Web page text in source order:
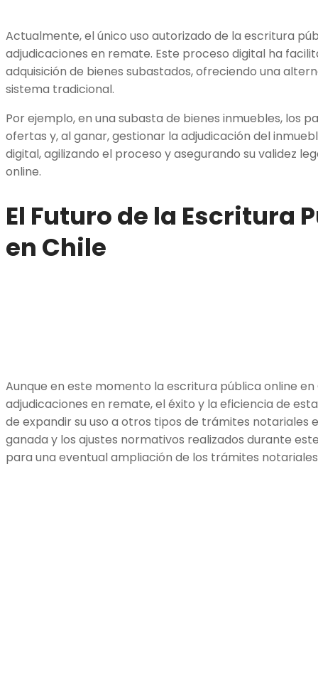
Actualmente, el único uso autorizado de la escritura
adjudicaciones en remate. Este proceso digital ha
adquisición de bienes subastados, ofreciendo una
sistema tradicional.
Por ejemplo, en una subasta de bienes inmuebles, los
ofertas y, al ganar, gestionar la adjudicación del
digital, agilizando el proceso y asegurando su validez
online.
El Futuro de la Escritura
en Chile
Aunque en este momento la escritura pública online
adjudicaciones en remate, el éxito y la eficiencia de
de expandir su uso a otros tipos de trámites notariales
ganada y los ajustes normativos realizados durante
para una eventual ampliación de los trámites